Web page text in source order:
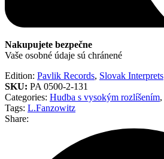
Nakupujete bezpečne
Vaše osobné údaje sú chránené
Edition: Pavlik Records, Slovak Interprets
SKU: PA 0500-2-131
Categories: Hudba s vysokým rozlíšením,
Tags: L.Fanzowitz
Share: